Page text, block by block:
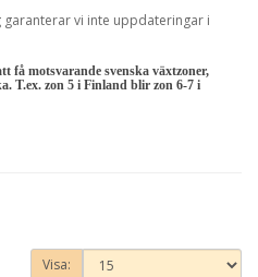
vi inte uppdateringar i
få motsvarande svenska växtzoner,
T.ex. zon 5 i Finland blir zon 6-7 i
Visa: